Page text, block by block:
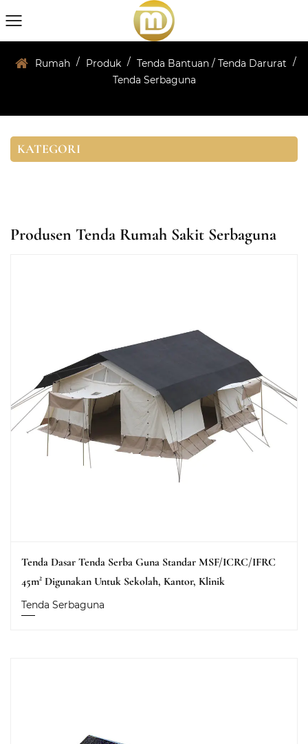
Rumah / Produk / Tenda Bantuan / Tenda Darurat /
Tenda Serbaguna
KATEGORI
Produsen Tenda Rumah Sakit Serbaguna
Tenda Dasar Tenda Serba Guna Standar MSF/ICRC/IFRC
45m² Digunakan Untuk Sekolah, Kantor, Klinik
Tenda Serbaguna